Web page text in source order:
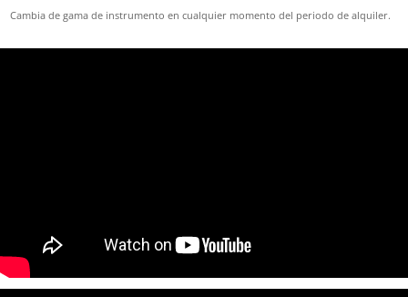
Cambia de gama de instrumento en cualquier momento del periodo de alquiler.